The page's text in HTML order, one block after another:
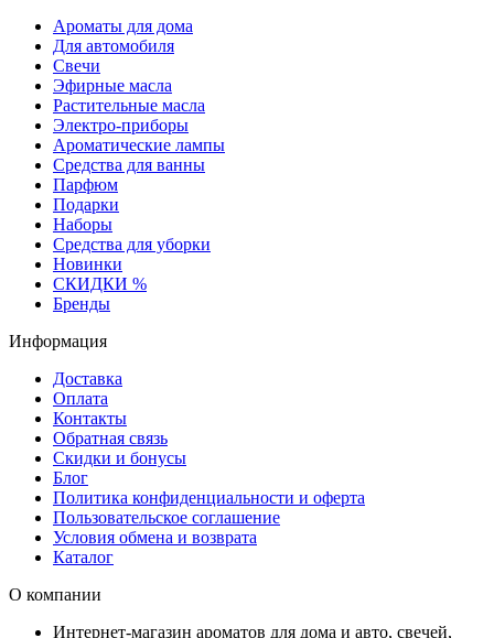
Ароматы для дома
Для автомобиля
Свечи
Эфирные масла
Растительные масла
Электро-приборы
Ароматические лампы
Средства для ванны
Парфюм
Подарки
Наборы
Средства для уборки
Новинки
СКИДКИ %
Бренды
Информация
Доставка
Оплата
Контакты
Обратная связь
Скидки и бонусы
Блог
Политика конфиденциальности и оферта
Пользовательское соглашение
Условия обмена и возврата
Каталог
О компании
Интернет-магазин ароматов для дома и авто, свечей,